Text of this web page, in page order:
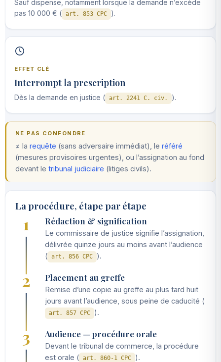
Sauf dispense, notamment lorsque la demande n’excède
pas 10 000 € ( art. 853 CPC ).
EFFET CLÉ
Interrompt la prescription
Dès la demande en justice ( art. 2241 C. civ. ).
NE PAS CONFONDRE
≠ la requête (sans adversaire immédiat), le référé
(mesures provisoires urgentes), ou l’assignation au fond
devant le tribunal judiciaire (litiges civils).
La procédure, étape par étape
1 Rédaction & signification
Le commissaire de justice signifie l’assignation,
délivrée quinze jours au moins avant l’audience
( art. 856 CPC ).
2 Placement au greffe
Remise d’une copie au greffe au plus tard huit
jours avant l’audience, sous peine de caducité (
art. 857 CPC ).
3 Audience — procédure orale
Devant le tribunal de commerce, la procédure
est orale ( art. 860-1 CPC ).